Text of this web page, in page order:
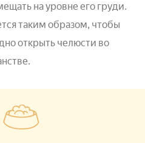
на уровне его груди.
таким образом, чтобы
открыть челюсти во